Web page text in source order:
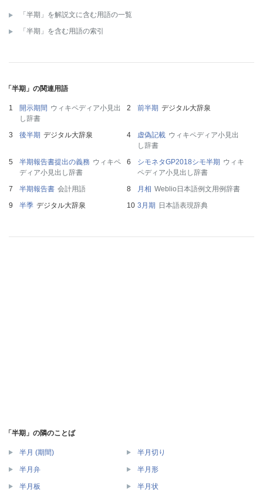
「半期」を解説文に含む用語の一覧
「半期」を含む用語の索引
「半期」の関連用語
開示期間 ウィキペディア小見出
し辞書
前半期 デジタル大辞泉
後半期 デジタル大辞泉 虚偽記載 ウィキペディア小見出
し辞書
半期報告書提出の義務 ウィキペ
ディア小見出し辞書
シモネタGP2018シモ半期 ウィキ
ペディア小見出し辞書
半期報告書 会計用語 月相 Weblio日本語例文用例辞書
半季 デジタル大辞泉 3月期 日本語表現辞典
「半期」の隣のことば
半月 (期間) 半月切り
半月弁 半月形
半月板 半月状